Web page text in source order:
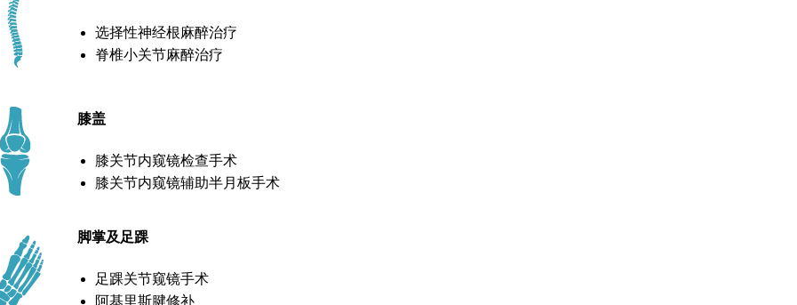
选择性神经根麻醉治疗
脊椎小关节麻醉治疗
膝盖
膝关节内窥镜检查手术
膝关节内窥镜辅助半月板手术
脚掌及足踝
足踝关节窥镜手术
阿基里斯腱修补